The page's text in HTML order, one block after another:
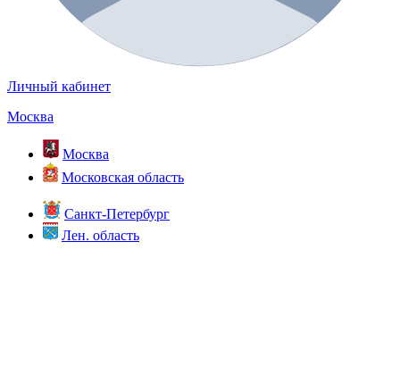
Личный кабинет
Москва
Москва
Московская область
Санкт-Петербург
Лен. область